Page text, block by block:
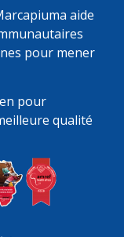
aide
pour mener
pour
qualité